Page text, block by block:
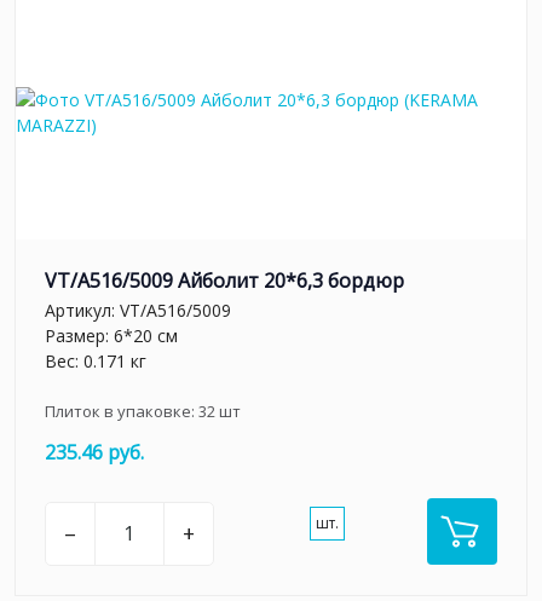
VT/A516/5009 Айболит 20*6,3 бордюр
Артикул: VT/A516/5009
Размер: 6*20 см
Вес: 0.171 кг
Плиток в упаковке: 32шт
235.46 руб.
– + шт.